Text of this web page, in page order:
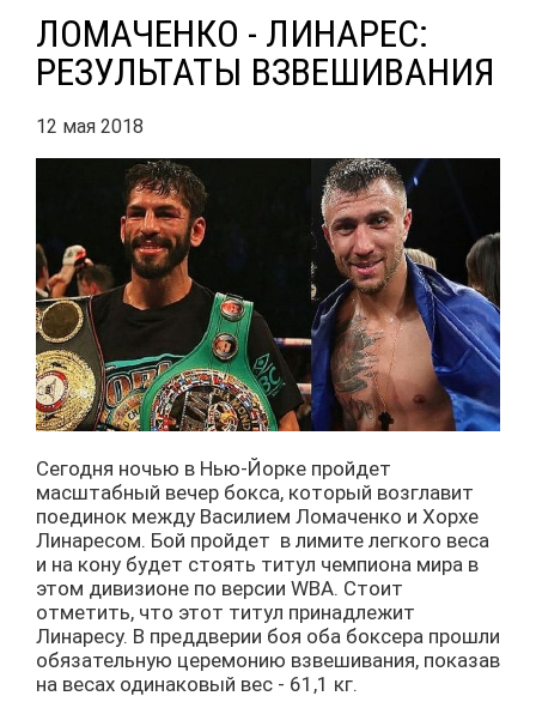
ЛОМАЧЕНКО - ЛИНАРЕС:
РЕЗУЛЬТАТЫ ВЗВЕШИВАНИЯ
12 мая 2018
Сегодня ночью в Нью-Йорке пройдет
масштабный вечер бокса, который возглавит
поединок между Василием Ломаченко и Хорхе
Линаресом. Бой пройдет в лимите легкого веса
и на кону будет стоять титул чемпиона мира в
этом дивизионе по версии WBA. Стоит
отметить, что этот титул принадлежит
Линаресу. В преддверии боя оба боксера прошли
обязательную церемонию взвешивания, показав
на весах одинаковый вес - 61,1 кг.